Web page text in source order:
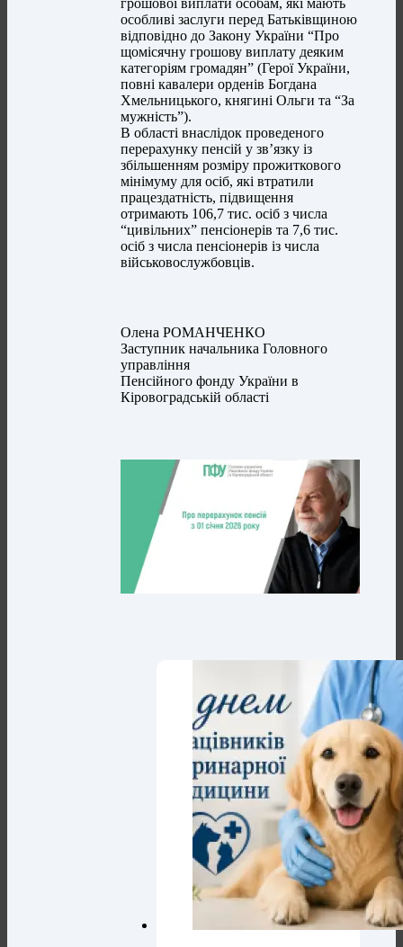
грошової виплати особам, які мають
особливі заслуги перед Батьківщиною
відповідно до Закону України “Про
щомісячну грошову виплату деяким
категоріям громадян” (Герої України,
повні кавалери орденів Богдана
Хмельницького, княгині Ольги та “За
мужність”).
В області внаслідок проведеного
перерахунку пенсій у зв’язку із
збільшенням розміру прожиткового
мінімуму для осіб, які втратили
працездатність, підвищення
отримають 106,7 тис. осіб з числа
“цивільних” пенсіонерів та 7,6 тис.
осіб з числа пенсіонерів із числа
військовослужбовців.
Олена РОМАНЧЕНКО
Заступник начальника Головного
управління
Пенсійного фонду України в
Кіровоградській області